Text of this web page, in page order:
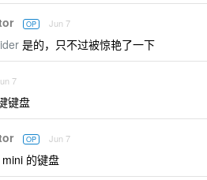
OP Jun 7
是的，只不过被惊艳了一下
7
键盘
OP Jun 7
的键盘